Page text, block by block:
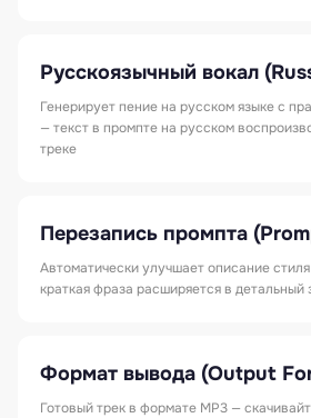
Русскоязычный вокал
Генерирует пение на русском языке с
— текст в промпте на русском
треке
Перезапись промпта
Автоматически улучшает описание
краткая фраза расширяется в детальный
Формат вывода (Output
Готовый трек в формате MP3 —